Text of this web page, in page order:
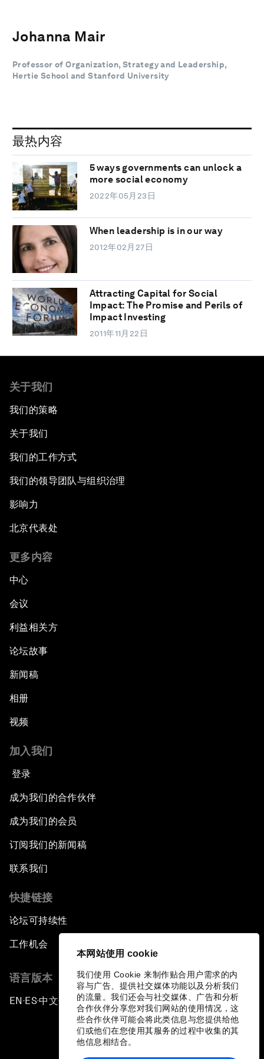
本网站使用 cookie
我们使用 Cookie 来制作贴合用户需求的内
容与广告、提供社交媒体功能以及分析我们
的流量。我们还会与社交媒体、广告和分析
合作伙伴分享您对我们网站的使用情况，这
些合作伙伴可能会将此类信息与您提供给他
们或他们在您使用其服务的过程中收集的其
他信息相结合。
Johanna Mair
Professor of Organization, Strategy and Leadership,
Hertie School and Stanford University
最热内容
5 ways governments can unlock a
more social economy
2022年05月23日
When leadership is in our way
2012年02月27日
Attracting Capital for Social
Impact: The Promise and Perils of
Impact Investing
2011年11月22日
关于我们
我们的策略
关于我们
我们的工作方式
我们的领导团队与组织治理
影响力
北京代表处
更多内容
中心
会议
利益相关方
论坛故事
新闻稿
相册
视频
加入我们
登录
成为我们的合作伙伴
成为我们的会员
订阅我们的新闻稿
联系我们
快捷链接
论坛可持续性
工作机会
语言版本
EN ▪ES▪中文▪ 日本語